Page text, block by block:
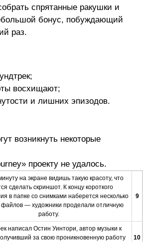
спрятанные ракушки и
бонус, побуждающий
раз.
восхищают;
и лишних эпизодов.
возникнуть некоторые
проекту не удалось.
на экране видишь такую красоту, что
сделать скриншот. К концу короткого
в папке со снимками наберется несколько
файлов — художники проделали отличную
работу.
9
написал Остин Уинтори, автор музыки к
за свою проникновенную работу
10